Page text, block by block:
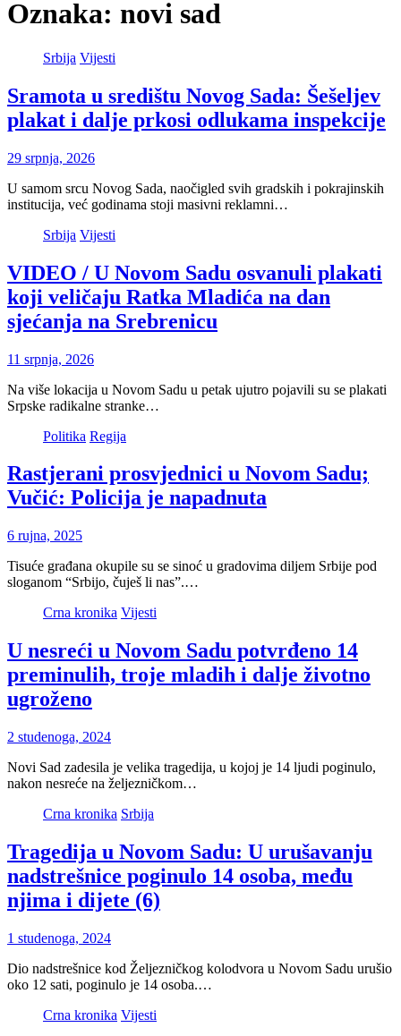
Oznaka: novi sad
Srbija Vijesti
Sramota u središtu Novog Sada: Šešeljev
plakat i dalje prkosi odlukama inspekcije
29 srpnja, 2026
U samom srcu Novog Sada, naočigled svih gradskih i pokrajinskih
institucija, već godinama stoji masivni reklamni…
Srbija Vijesti
VIDEO / U Novom Sadu osvanuli plakati
koji veličaju Ratka Mladića na dan
sjećanja na Srebrenicu
11 srpnja, 2026
Na više lokacija u Novom Sadu u petak ujutro pojavili su se plakati
Srpske radikalne stranke…
Politika Regija
Rastjerani prosvjednici u Novom Sadu;
Vučić: Policija je napadnuta
6 rujna, 2025
Tisuće građana okupile su se sinoć u gradovima diljem Srbije pod
sloganom “Srbijo, čuješ li nas”.…
Crna kronika Vijesti
U nesreći u Novom Sadu potvrđeno 14
preminulih, troje mladih i dalje životno
ugroženo
2 studenoga, 2024
Novi Sad zadesila je velika tragedija, u kojoj je 14 ljudi poginulo,
nakon nesreće na željezničkom…
Crna kronika Srbija
Tragedija u Novom Sadu: U urušavanju
nadstrešnice poginulo 14 osoba, među
njima i dijete (6)
1 studenoga, 2024
Dio nadstrešnice kod Željezničkog kolodvora u Novom Sadu urušio
oko 12 sati, poginulo je 14 osoba.…
Crna kronika Vijesti